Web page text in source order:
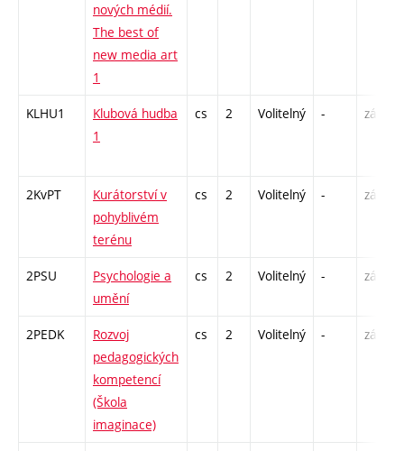
nových médií.
The best of
new media art
1
KLHU1
Klubová hudba
1
cs 2 Volitelný - zá
2KvPT
Kurátorství v
pohyblivém
terénu
cs 2 Volitelný - zá
2PSU
Psychologie a
umění
cs 2 Volitelný - zá
2PEDK
Rozvoj
pedagogických
kompetencí
(Škola
imaginace)
cs 2 Volitelný - zá